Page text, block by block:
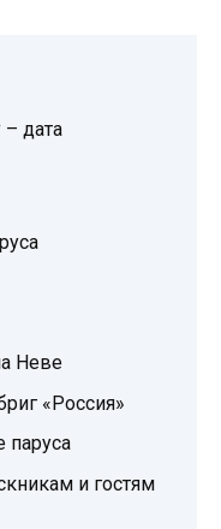
дата
Неве
«Россия»
паруса
и гостям